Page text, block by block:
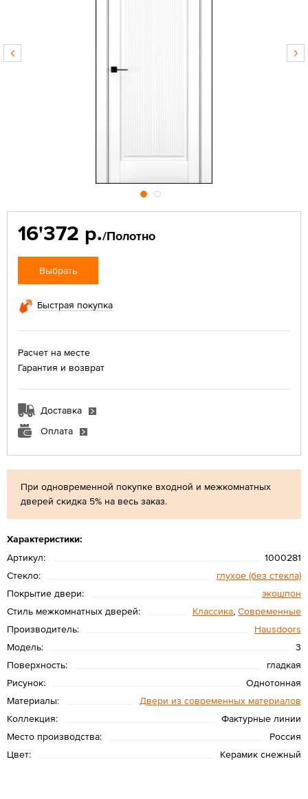
При одновременной покупке входной и межкомнатных
дверей скидка 5% на весь заказ.
Характеристики:
Артикул:
1000281
Стекло:
глухое (без стекла)
Покрытие двери:
экошпон
Стиль межкомнатных дверей:
Классика, Современные
Производитель:
Hausdoors
Модель:
3
Поверхность:
гладкая
Рисунок:
Однотонная
Материалы:
Двери из современных материалов
Коллекция:
Фактурные линии
Место производства:
Россия
Цвет:
Керамик снежный
16'372 р./Полотно
Выбрать
Быстрая покупка
Расчет на месте
Гарантия и возврат
Доставка
Оплата